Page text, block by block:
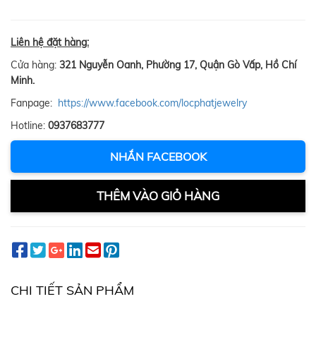
Liên hệ đặt hàng:
Cửa hàng: 321 Nguyễn Oanh, Phường 17, Quận Gò Vấp, Hồ Chí
Minh.
Fanpage: https://www.facebook.com/locphatjewelry
Hotline: 0937683777
NHẮN FACEBOOK
THÊM VÀO GIỎ HÀNG
CHI TIẾT SẢN PHẨM